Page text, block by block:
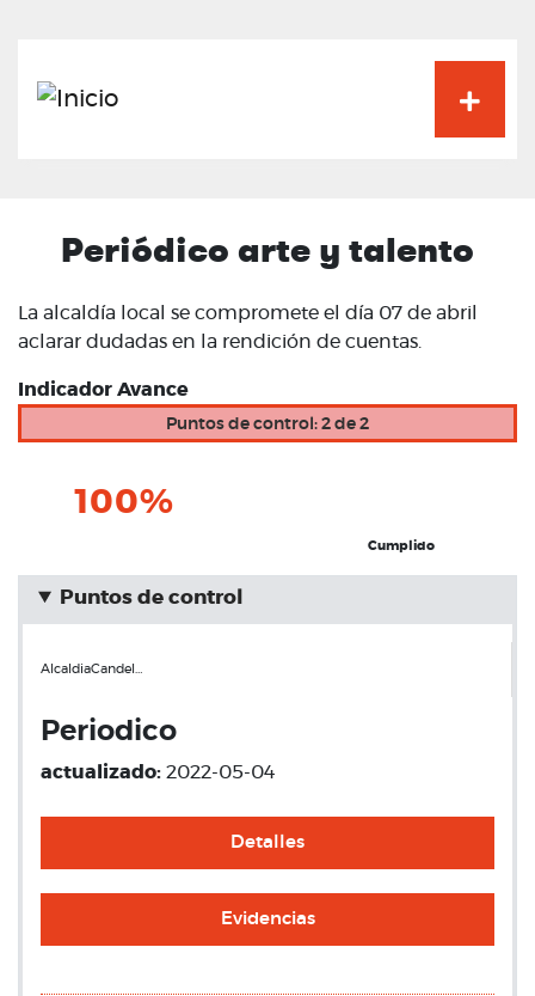
Periódico arte y talento
La alcaldía local se compromete el día 07 de abril
aclarar dudadas en la rendición de cuentas.
Indicador Avance
Puntos de control: 2 de 2
100%
Cumplido
Puntos de control
AlcaldiaCandel…
Periodico
actualizado: 2022-05-04
Detalles
Evidencias